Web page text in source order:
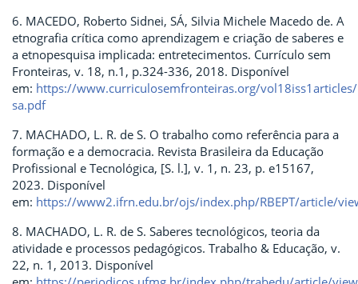
6. MACEDO, Roberto Sidnei, SÁ, Silvia Michele Macedo de. A
etnografia crítica como aprendizagem e criação de saberes e
a etnopesquisa implicada: entretecimentos. Currículo sem
Fronteiras, v. 18, n.1, p.324-336, 2018. Disponível
em: https://www.curriculosemfronteiras.org/
sa.pdf
7. MACHADO, L. R. de S. O trabalho como referência para a
formação e a democracia. Revista Brasileira da Educação
Profissional e Tecnológica, [S. l.], v. 1, n. 23, p. e15167,
2023. Disponível
em: https://www2.ifrn.edu.br/ojs/index.php/RBEPT/article/
8. MACHADO, L. R. de S. Saberes tecnológicos, teoria da
atividade e processos pedagógicos. Trabalho & Educação, v.
22, n. 1, 2013. Disponível